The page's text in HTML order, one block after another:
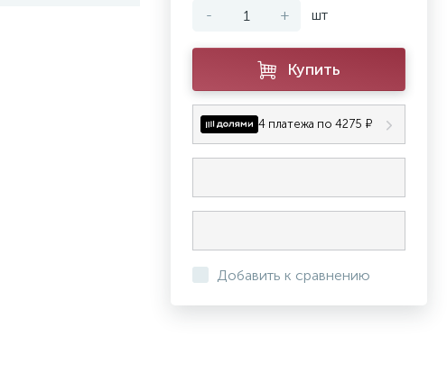
- + шт
Купить
4 платежа по 4275 ₽
Добавить к сравнению